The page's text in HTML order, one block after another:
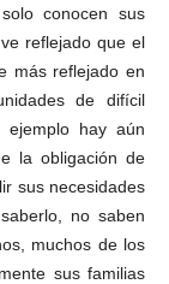
conocen sus
reflejado que el
más reflejado en
de difícil
ejemplo hay aún
la obligación de
sus necesidades
no saben
muchos de los
sus familias